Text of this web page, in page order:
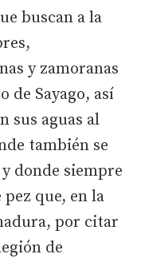
buscan a la
y zamoranas
de Sayago, así
sus aguas al
también se
donde siempre
que, en la
por citar
de